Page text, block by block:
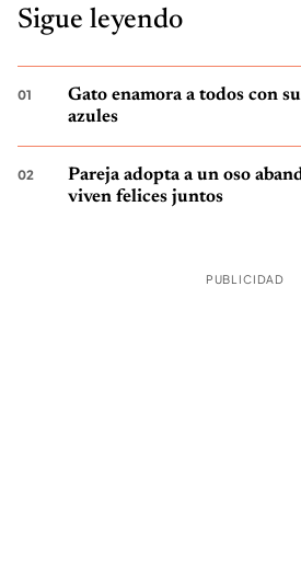
Sigue leyendo
Gato enamora a todos con
azules
Pareja adopta a un oso
viven felices juntos
PUBLICIDAD